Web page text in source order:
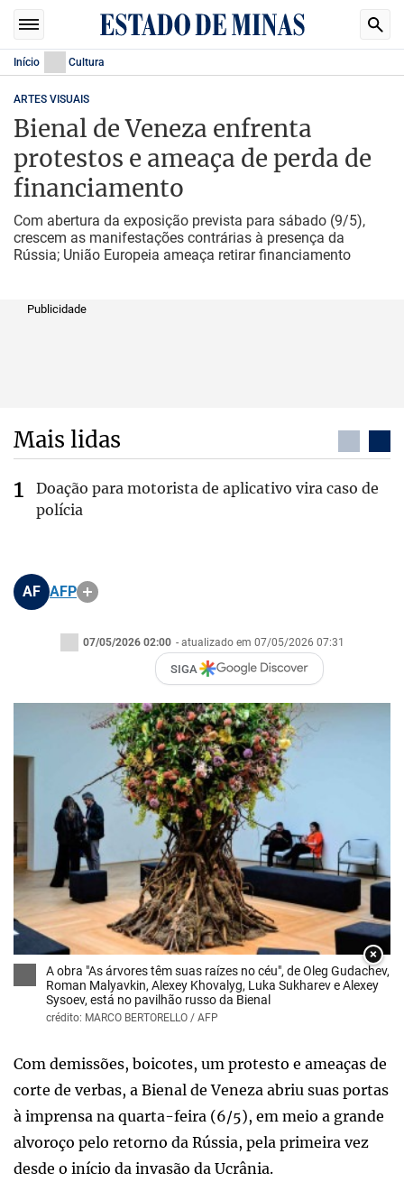
Início Cultura
ARTES VISUAIS
Bienal de Veneza enfrenta
protestos e ameaça de perda de
financiamento
Com abertura da exposição prevista para sábado (9/5),
crescem as manifestações contrárias à presença da
Rússia; União Europeia ameaça retirar financiamento
Publicidade
Mais lidas
Doação para motorista de aplicativo vira caso de
polícia
AF AFP
07/05/2026 02:00 - atualizado em 07/05/2026 07:31
SIGA
×
A obra "As árvores têm suas raízes no céu", de Oleg Gudachev,
Roman Malyavkin, Alexey Khovalyg, Luka Sukharev e Alexey
Sysoev, está no pavilhão russo da Bienal
crédito: MARCO BERTORELLO / AFP
Com demissões, boicotes, um protesto e ameaças de
corte de verbas, a Bienal de Veneza abriu suas portas
à imprensa na quarta-feira (6/5), em meio a grande
alvoroço pelo retorno da Rússia, pela primeira vez
desde o início da invasão da Ucrânia.